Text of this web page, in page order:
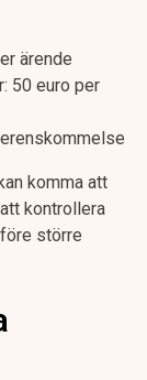
ärende
50 euro per
komma att
kontrollera
större